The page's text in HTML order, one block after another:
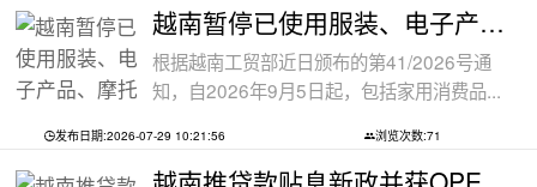
越南暂停已使用服装、电子产品、摩托车
根据越南工贸部近日颁布的第41/2026号通
知，自2026年9月5日起，包括家用消费品...
发布日期:2026-07-29 10:21:56 浏览次数:71